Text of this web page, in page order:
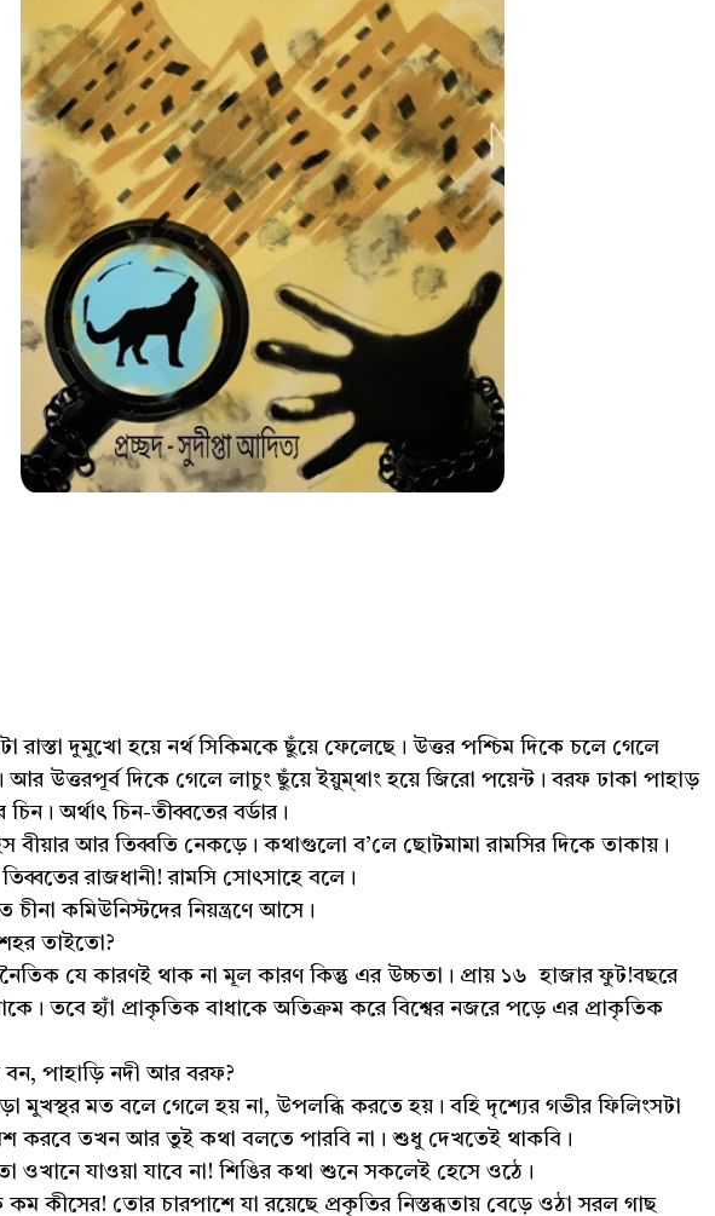
রাস্তা দুমুখো হয়ে নর্থ সিকিমকে ছুঁয়ে ফেলেছে। উত্তর পশ্চিম দিকে চলে গেলে
উত্তরপূর্ব দিকে গেলে লাচুং ছুঁয়ে ইয়ুম্থাং হয়ে জিরো পয়েন্ট। বরফ ঢাকা পাহাড়
অর্থাৎ চিন-তীব্বতের বর্ডার।
বীয়ার আর তিব্বতি নেকড়ে। কথাগুলো ব’লে ছোটমামা রামসির দিকে তাকায়।
রাজধানী! রামসি সোৎসাহে বলে।
চীনা কমিউনিস্টদের নিয়ন্ত্রণে আসে।
তাইতো?
যে কারণই থাক না মূল কারণ কিন্তু এর উচ্চতা। প্রায় ১৬ হাজার ফুট!বছরে
তবে হ্যাঁ প্রাকৃতিক বাধাকে অতিক্রম করে বিশ্বের নজরে পড়ে এর প্রাকৃতিক
পাহাড়ি নদী আর বরফ?
মুখস্থর মত বলে গেলে হয় না, উপলব্ধি করতে হয়। বহি দৃশ্যের গভীর ফিলিংসটা
করবে তখন আর তুই কথা বলতে পারবি না। শুধু দেখতেই থাকবি।
ওখানে যাওয়া যাবে না! শিঙির কথা শুনে সকলেই হেসে ওঠে।
কীসের! তোর চারপাশে যা রয়েছে প্রকৃতির নিস্তব্ধতায় বেড়ে ওঠা সরল গাছ